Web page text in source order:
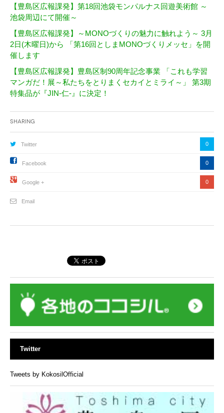
【豊島区広報課発】第18回池袋モンパルナス回遊美術館 ～
池袋周辺にて開催～
【豊島区広報課発】～MONOづくりの魅力に触れよう～ 3月
2日(木曜日)から 「第16回としまMONOづくりメッセ」を開
催します
【豊島区広報課発】豊島区制90周年記念事業 「これも学習
マンガだ！展～私たちをとりまくセカイとミライ～」 第3期
特集品が『JIN-仁-』に決定！
Sharing
Twitter 0
Facebook 0
Google + 0
Email
Twitter
Tweets by KokosilOfficial